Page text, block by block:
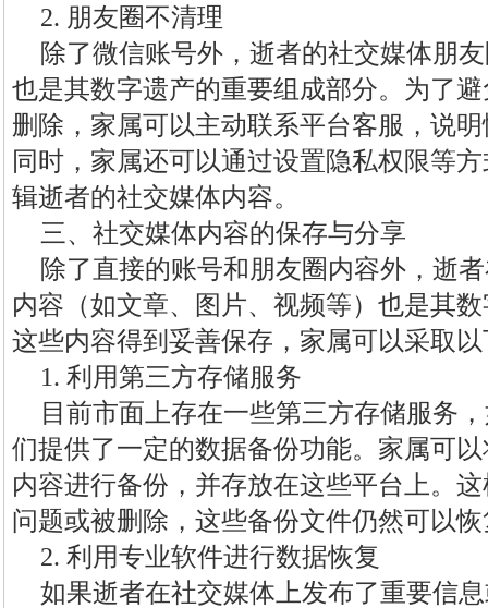
2. 朋友圈不清理
除了微信账号外，逝者的社交媒体朋
也是其数字遗产的重要组成部分。为了
删除，家属可以主动联系平台客服，说
同时，家属还可以通过设置隐私权限等
辑逝者的社交媒体内容。
三、社交媒体内容的保存与分享
除了直接的账号和朋友圈内容外，逝
内容（如文章、图片、视频等）也是其
这些内容得到妥善保存，家属可以采取
1. 利用第三方存储服务
目前市面上存在一些第三方存储服务
们提供了一定的数据备份功能。家属可
内容进行备份，并存放在这些平台上。
问题或被删除，这些备份文件仍然可以
2. 利用专业软件进行数据恢复
如果逝者在社交媒体上发布了重要信